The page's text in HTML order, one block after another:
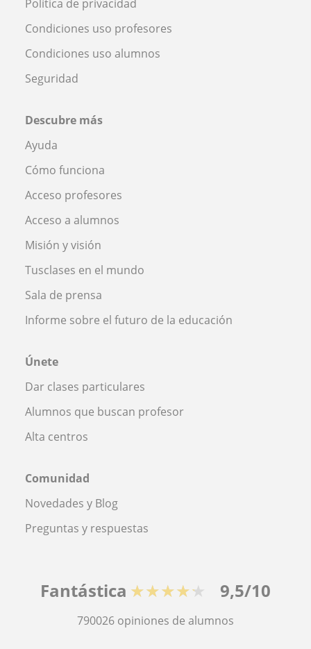
Política de privacidad
Condiciones uso profesores
Condiciones uso alumnos
Seguridad
Descubre más
Ayuda
Cómo funciona
Acceso profesores
Acceso a alumnos
Misión y visión
Tusclases en el mundo
Sala de prensa
Informe sobre el futuro de la educación
Únete
Dar clases particulares
Alumnos que buscan profesor
Alta centros
Comunidad
Novedades y Blog
Preguntas y respuestas
Fantástica ★★★★★ 9,5/10
790026 opiniones de alumnos